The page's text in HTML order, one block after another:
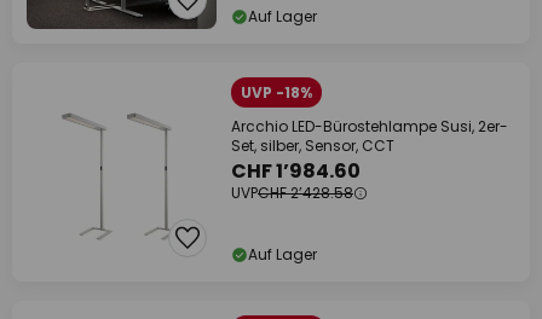
Auf Lager
UVP -18%
Arcchio LED-Bürostehlampe Susi, 2er-
Set, silber, Sensor, CCT
CHF 1’984.60
UVPCHF 2’428.58
Auf Lager